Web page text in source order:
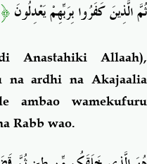
ثُمَّ الَّذِينَ كَفَرُوا بِرَبِّهِمْ يَعْدِلُونَ﴿
Anastahiki Allaah),
na ardhi na Akajaalia
ambao wamekufuru
Rabb wao.